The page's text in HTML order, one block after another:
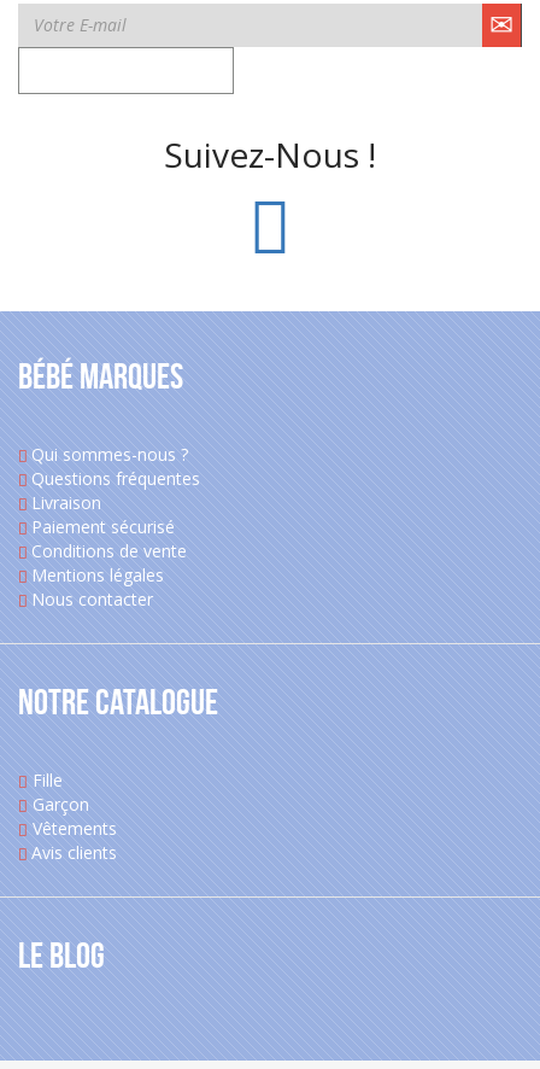
Suivez-Nous !
Bébé Marques
Qui sommes-nous ?
Questions fréquentes
Livraison
Paiement sécurisé
Conditions de vente
Mentions légales
Nous contacter
Notre catalogue
Fille
Garçon
Vêtements
Avis clients
Le blog